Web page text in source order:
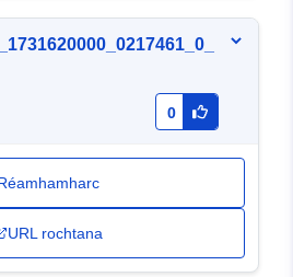
0
URL rochtana